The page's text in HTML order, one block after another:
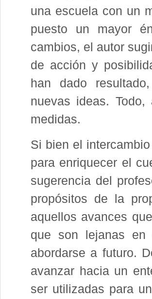
una escuela con un
puesto un mayor
cambios, el autor
de acción y
han dado
nuevas ideas.
medidas.
Si bien el
para enriquecer el
sugerencia del
propósitos de la
aquellos avances
que son lejanas en
abordarse a futuro.
avanzar hacia un
ser utilizadas para